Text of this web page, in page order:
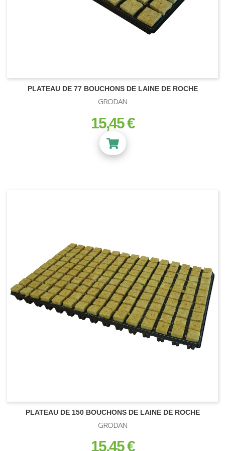
Terre et Terreau
Fibre de Coco
ACCESSOIRES DE RECOLTE
Ciseaux - Effeuilleuse
PLATEAU DE 77 BOUCHONS DE LAINE DE ROCHE
GRODAN
prix
15,45 €
PLATEAU DE 150 BOUCHONS DE LAINE DE ROCHE
GRODAN
prix
15,45 €